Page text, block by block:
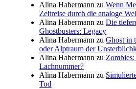
Alina Habermann zuWenn
Zeitreise durch die analoge
Alina Habermann zuDie
Ghostbusters: Legacy
Alina Habermann zuGhost in
oder Alptraum der
Alina Habermann zu
Lachnummer?
Alina Habermann zu
Tod